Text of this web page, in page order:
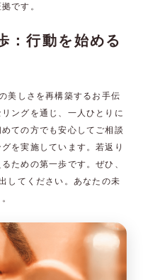
です。
：行動を始める
美しさを再構築するお手伝
ングを通じ、一人ひとりに
ての方でも安心してご相談
を実施しています。若返り
ための第一歩です。ぜひ、
してください。あなたの未